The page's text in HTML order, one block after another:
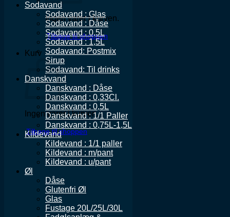
Ingen varer i kurven.
Tilbage til shoppen
Kurv
Ingen varer i kurven.
Tilbage til shoppen
Sodavand
Sodavand : Glas
Sodavand : Dåse
Sodavand : 0,5L
Sodavand : 1,5L
Sodavand: Postmix
Sirup
Sodavand: Til drinks
Danskvand
Danskvand : Dåse
Danskvand : 0,33Cl.
Danskvand : 0,5L
Danskvand : 1/1 Paller
Danskvand : 0,75L-1,5L
Kildevand
Kildevand : 1/1 paller
Kildevand : m/pant
Kildevand : u/pant
Øl
Dåse
Glutenfri Øl
Glas
Fustage 20L/25L/30L